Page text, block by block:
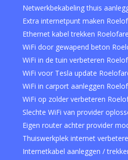
Netwerkbekabeling thuis
Extra internetpunt maken
Ethernet kabel trekken
WiFi door gewapend beton
WiFi in de tuin verbeteren
WiFi voor Tesla update
WiFi in carport aanleggen
WiFi op zolder verbeteren
Slechte WiFi van provider
Eigen router achter provider
Thuiswerkplek internet
Internetkabel aanleggen /